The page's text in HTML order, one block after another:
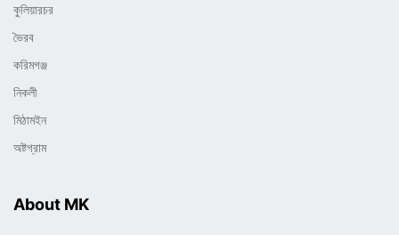
কুলিয়ারচর
ভৈরব
করিমগঞ্জ
নিকলী
মিঠামইন
অষ্টগ্রাম
About MK